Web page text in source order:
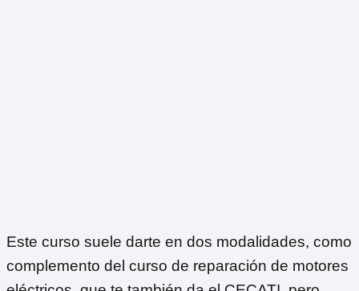
Este curso suele darte en dos modalidades, como
complemento del curso de reparación de motores